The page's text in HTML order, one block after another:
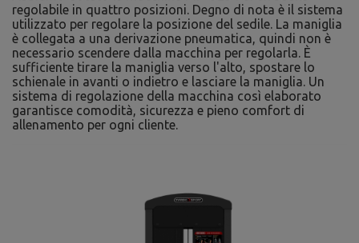
regolabile in quattro posizioni. Degno di nota è il sistema
utilizzato per regolare la posizione del sedile. La maniglia
è collegata a una derivazione pneumatica, quindi non è
necessario scendere dalla macchina per regolarla. È
sufficiente tirare la maniglia verso l'alto, spostare lo
schienale in avanti o indietro e lasciare la maniglia. Un
sistema di regolazione della macchina così elaborato
garantisce comodità, sicurezza e pieno comfort di
allenamento per ogni cliente.